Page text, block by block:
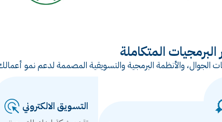
المتكاملة
الجوال، والأنظمة البرمجية والتسويقية المصممة لدعم نمو
التسويق الالكتروني